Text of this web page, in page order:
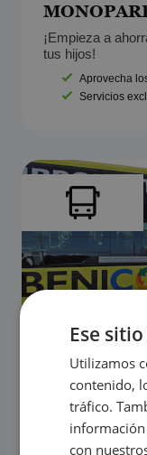
¡Empieza a
tus hijos!
Aprovecha
Servicios
GRATIS?
Ese
Utilizamos
contenido,
tráfico.
con